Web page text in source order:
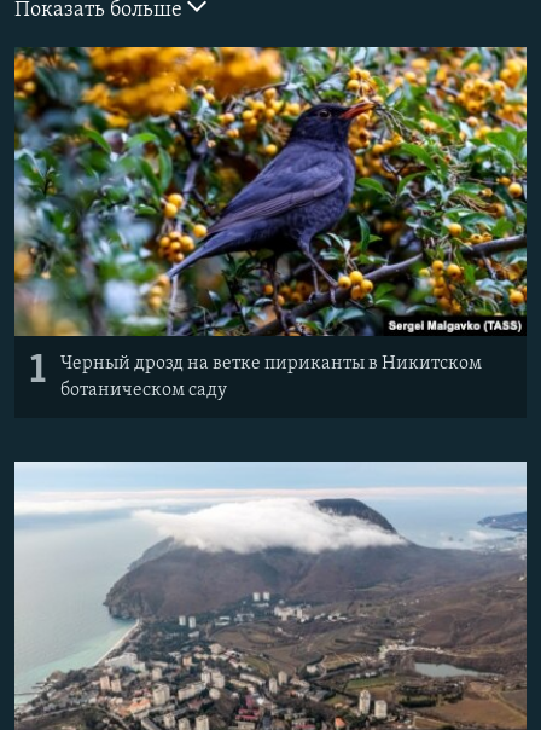
КРЫМ.НЕПОКОРЕННЫЙ
ELIFBE
УКРАИНСКАЯ ПРОБЛЕМА КРЫМА
ПРИСОЕДИНЯЙТЕСЬ!
Все сайты RFE/RL
Показать больше
1
Черный дрозд на ветке пириканты в Никитском
ботаническом саду